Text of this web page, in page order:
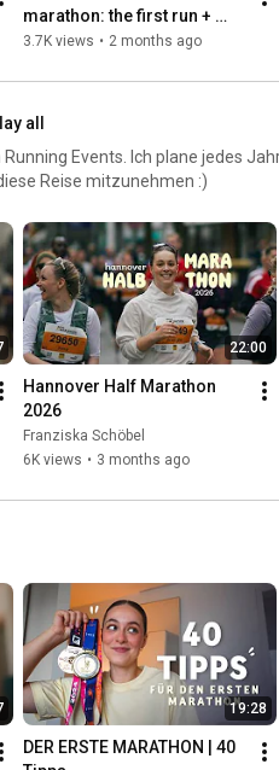
marathon: the first run +
helpful strategies during the
3.7K views • 2 months ago
all
Events. Ich plane jedes
Reise mitzunehmen :)
22:00
Hannover Half Marathon
2026
Franziska Schöbel
6K views • 3 months ago
19:28
DER ERSTE MARATHON | 40